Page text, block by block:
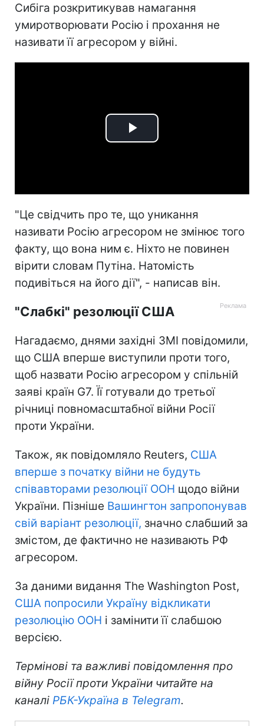
Сибіга розкритикував намагання
умиротворювати Росію і прохання не
називати її агресором у війні.
Play
"Це свідчить про те, що уникання
називати Росію агресором не змінює того
факту, що вона ним є. Ніхто не повинен
вірити словам Путіна. Натомість
подивіться на його дії", - написав він.
"Слабкі" резолюції США
Нагадаємо, днями західні ЗМІ повідомили,
що США вперше виступили проти того,
щоб назвати Росію агресором у спільній
заяві країн G7. Її готували до третьої
річниці повномасштабної війни Росії
проти України.
Також, як повідомляло Reuters, США
вперше з початку війни не будуть
співавторами резолюції ООН щодо війни
України. Пізніше Вашингтон запропонував
свій варіант резолюції, значно слабший за
змістом, де фактично не називають РФ
агресором.
За даними видання The Washington Post,
США попросили Україну відкликати
резолюцію ООН і замінити її слабшою
версією.
Термінові та важливі повідомлення про
війну Росії проти України читайте на
каналі РБК-Україна в Telegram.